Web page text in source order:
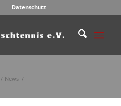
Datenschutz
/ News /